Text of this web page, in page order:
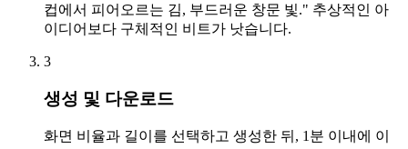
컵에서 피어오르는 김, 부드러운 창문 빛." 추상적인 아
이디어보다 구체적인 비트가 낫습니다.
3
생성 및 다운로드
화면 비율과 길이를 선택하고 생성한 뒤, 1분 이내에 이